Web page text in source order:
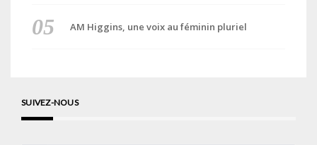
AM Higgins, une voix au féminin pluriel
SUIVEZ-NOUS